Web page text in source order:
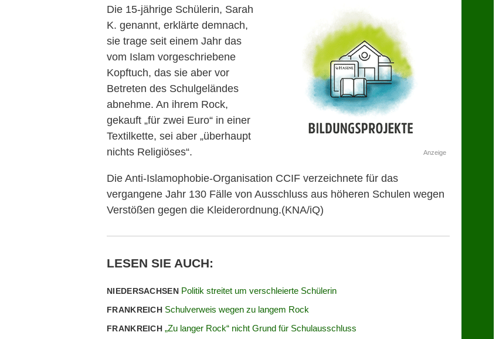
Anzeige
Die 15-jährige Schülerin, Sarah
K. genannt, erklärte demnach,
sie trage seit einem Jahr das
vom Islam vorgeschriebene
Kopftuch, das sie aber vor
Betreten des Schulgeländes
abnehme. An ihrem Rock,
gekauft „für zwei Euro“ in einer
Textilkette, sei aber „überhaupt
nichts Religiöses“.
Die Anti-Islamophobie-Organisation CCIF verzeichnete für das
vergangene Jahr 130 Fälle von Ausschluss aus höheren Schulen wegen
Verstößen gegen die Kleiderordnung.(KNA/iQ)
LESEN SIE AUCH:
NIEDERSACHSEN Politik streitet um verschleierte Schülerin
FRANKREICH Schulverweis wegen zu langem Rock
FRANKREICH„Zu langer Rock“ nicht Grund für Schulausschluss